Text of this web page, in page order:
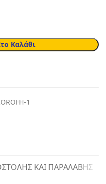
Καλάθι
1
ΚΑΙ ΠΑΡΑΛΑΒΉΣ